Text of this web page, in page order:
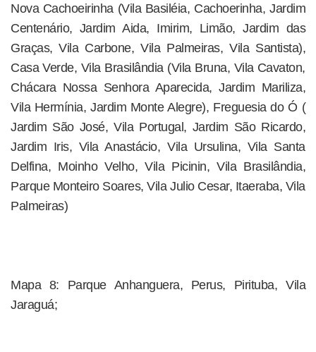
Nova Cachoeirinha (Vila Basiléia, Cachoerinha, Jardim
Centenário, Jardim Aida, Imirim, Limão, Jardim das
Graças, Vila Carbone, Vila Palmeiras, Vila Santista),
Casa Verde, Vila Brasilândia (Vila Bruna, Vila Cavaton,
Chácara Nossa Senhora Aparecida, Jardim Mariliza,
Vila Hermínia, Jardim Monte Alegre), Freguesia do Ó (
Jardim São José, Vila Portugal, Jardim São Ricardo,
Jardim Iris, Vila Anastácio, Vila Ursulina, Vila Santa
Delfina, Moinho Velho, Vila Picinin, Vila Brasilândia,
Parque Monteiro Soares, Vila Julio Cesar, Itaeraba, Vila
Palmeiras)
Mapa 8: Parque Anhanguera, Perus, Pirituba, Vila
Jaraguá;